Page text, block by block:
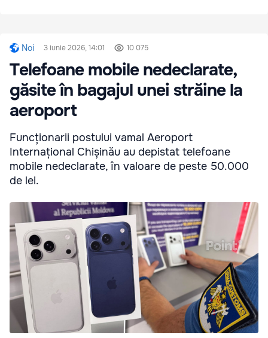
Noi 3 iunie 2026, 14:01 10 075
Telefoane mobile nedeclarate,
găsite în bagajul unei străine la
aeroport
Funcționarii postului vamal Aeroport
Internațional Chișinău au depistat telefoane
mobile nedeclarate, în valoare de peste 50.000
de lei.